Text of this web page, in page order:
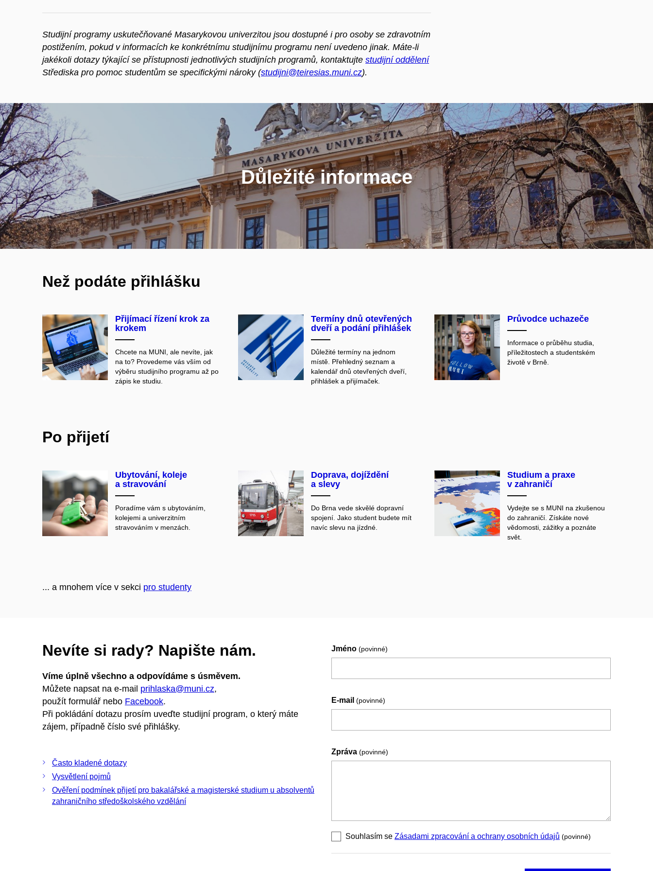
Studijní programy uskutečňované Masarykovou univerzitou jsou dostupné i pro osoby se zdravotním
postižením, pokud v informacích ke konkrétnímu studijnímu programu není uvedeno jinak. Máte-li
jakékoli dotazy týkající se přístupnosti jednotlivých studijních programů, kontaktujte studijní oddělení
Střediska pro pomoc studentům se specifickými nároky (studijni@teiresias.muni.cz).
Důležité informace
Než podáte přihlášku
Přijímací řízení krok za
krokem
Chcete na MUNI, ale nevíte, jak
na to? Provedeme vás vším od
výběru studijního programu až po
zápis ke studiu.
Termíny dnů otevřených
dveří a podání přihlášek
Důležité termíny na jednom
místě. Přehledný seznam a
kalendář dnů otevřených dveří,
přihlášek a přijímaček.
Průvodce uchazeče
Informace o průběhu studia,
příležitostech a studentském
životě v Brně.
Po přijetí
Ubytování, koleje
a stravování
Poradíme vám s ubytováním,
kolejemi a univerzitním
stravováním v menzách.
Doprava, dojíždění
a slevy
Do Brna vede skvělé dopravní
spojení. Jako student budete mít
navíc slevu na jízdné.
Studium a praxe
v zahraničí
Vydejte se s MUNI na zkušenou
do zahraničí. Získáte nové
vědomosti, zážitky a poznáte
svět.
... a mnohem více v sekci pro studenty
Nevíte si rady? Napište nám.
Víme úplně všechno a odpovídáme s úsměvem.
Můžete napsat na e-mail prihlaska@muni.cz,
použít formulář nebo Facebook.
Při pokládání dotazu prosím uveďte studijní program, o který máte
zájem, případně číslo své přihlášky.
Často kladené dotazy
Vysvětlení pojmů
Ověření podmínek přijetí pro bakalářské a magisterské studium u absolventů
zahraničního středoškolského vzdělání
Jméno (povinné)
E-mail (povinné)
Zpráva (povinné)
Souhlasím se Zásadami zpracování a ochrany osobních údajů (povinné)